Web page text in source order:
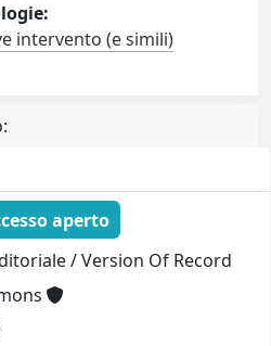
intervento (e simili)
aperto
/ Version Of Record